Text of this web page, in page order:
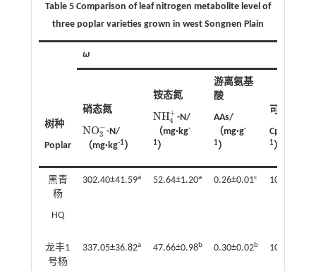
Table 5 Comparison of leaf nitrogen metabolite level of
three poplar varieties grown in west Songnen Plain
树种
Poplar
ω
硝态氮
NO−
3
NO3- -N/
（mg·kg-1）
铵态氮
NH+
4
NH4+ -N/
（mg·kg-
1）
游离氨基
酸
AAs/
（mg·g-
1）
可溶性蛋
Cpr/（mg
1）
黑青
杨
HQ
302.40±41.59a 52.64±1.20a 0.26±0.01c
龙丰1
号杨
337.05±36.82a 47.66±0.98b 0.30±0.02b